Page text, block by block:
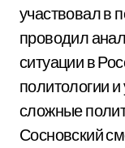
участвовал в
проводил
ситуации в
политологии
сложные
Сосновский